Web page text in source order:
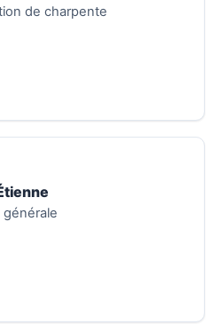
de charpente